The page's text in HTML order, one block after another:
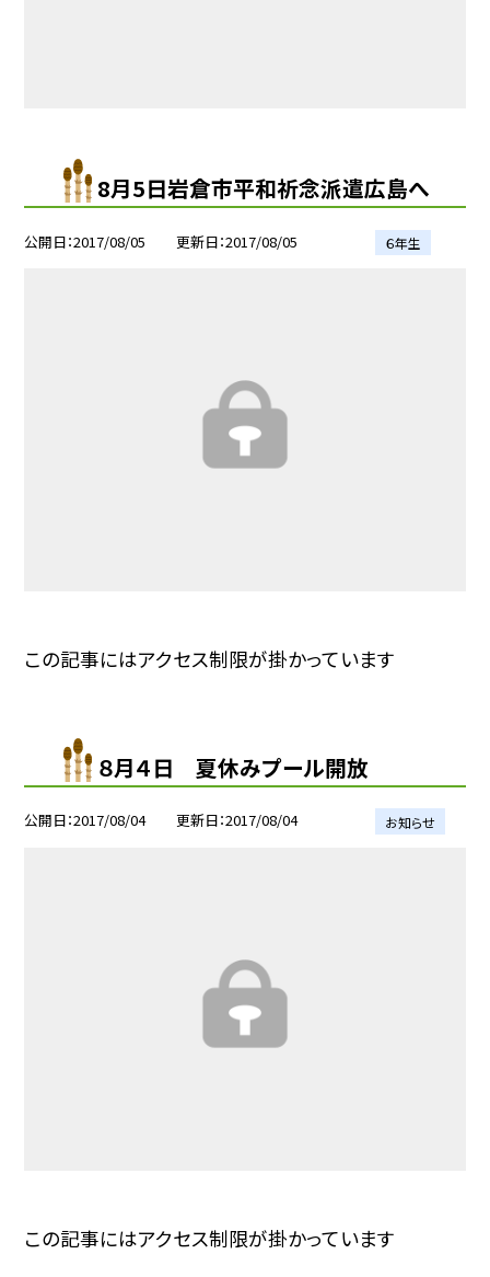
8月5日岩倉市平和祈念派遣広島へ
公開日 2017/08/05 更新日 2017/08/05 ６年生
この記事にはアクセス制限が掛かっています
８月４日 夏休みプール開放
公開日 2017/08/04 更新日 2017/08/04 お知らせ
この記事にはアクセス制限が掛かっています